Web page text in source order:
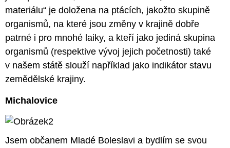
materiálu“ je doložena na ptácích, jakožto skupině
organismů, na které jsou změny v krajině dobře
patrné i pro mnohé laiky, a kteří jako jediná skupina
organismů (respektive vývoj jejich početnosti) také
v našem státě slouží například jako indikátor stavu
zemědělské krajiny.
Michalovice
Jsem občanem Mladé Boleslavi a bydlím se svou